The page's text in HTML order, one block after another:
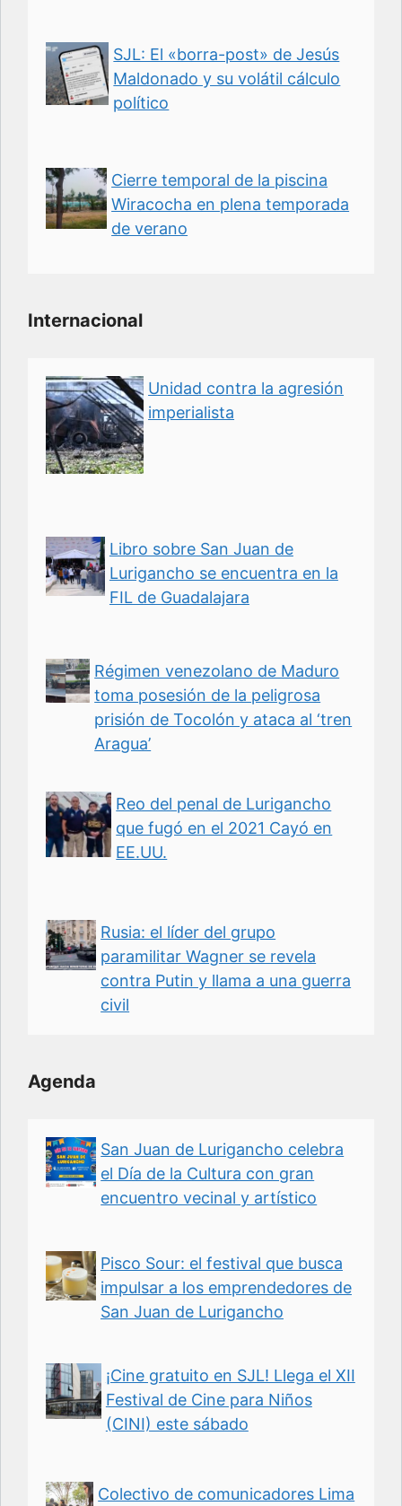
SJL: El «borra-post» de Jesús
Maldonado y su volátil cálculo
político
Cierre temporal de la piscina
Wiracocha en plena temporada
de verano
Internacional
Unidad contra la agresión
imperialista
Libro sobre San Juan de
Lurigancho se encuentra en la
FIL de Guadalajara
Régimen venezolano de Maduro
toma posesión de la peligrosa
prisión de Tocolón y ataca al ‘tren
Aragua’
Reo del penal de Lurigancho
que fugó en el 2021 Cayó en
EE.UU.
Rusia: el líder del grupo
paramilitar Wagner se revela
contra Putin y llama a una guerra
civil
Agenda
San Juan de Lurigancho celebra
el Día de la Cultura con gran
encuentro vecinal y artístico
Pisco Sour: el festival que busca
impulsar a los emprendedores de
San Juan de Lurigancho
¡Cine gratuito en SJL! Llega el XII
Festival de Cine para Niños
(CINI) este sábado
Colectivo de comunicadores Lima